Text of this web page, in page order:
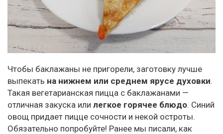
Чтобы баклажаны не пригорели, заготовку лучше
выпекать на нижнем или среднем ярусе духовки.
Такая вегетарианская пицца с баклажанами —
отличная закуска или легкое горячее блюдо. Синий
овощ придает пицце сочности и некой остроты.
Обязательно попробуйте! Ранее мы писали, как